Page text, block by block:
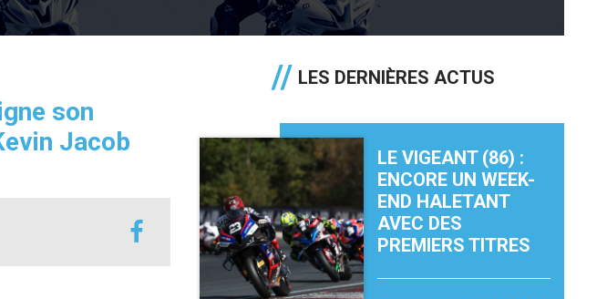
son
Jacob
LES DERNIÈRES ACTUS
LE VIGEANT (86) :
ENCORE UN WEEK-
END HALETANT
AVEC DES
PREMIERS TITRES